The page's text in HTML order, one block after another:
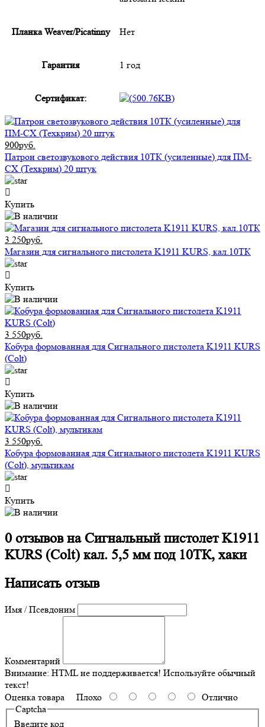
Планка Weaver/Picatinny Нет
Гарантия 1 год
Сертификат:
900руб.
Патрон светозвукового действия 10ТК (усиленные) для ПМ-
СХ (Техкрим) 20 штук
Купить
3 250руб.
Магазин для сигнального пистолета K1911 KURS, кал.10ТК
Купить
3 550руб.
Кобура формованная для Сигнального пистолета K1911 KURS
(Colt)
Купить
3 550руб.
Кобура формованная для Сигнального пистолета K1911 KURS
(Colt), мультикам
Купить
0 отзывов наСигнальный пистолет K1911
KURS (Colt) кал. 5,5 мм под 10ТК, хаки
Написать отзыв
Имя / Псевдоним
Комментарий
Внимание: HTML не поддерживается! Используйте обычный
текст!
Оценка товара Плохо
Отлично
Captcha
Введите код